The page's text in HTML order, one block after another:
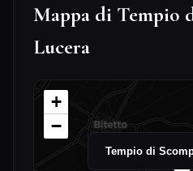
Mappa di Tempio
Lucera
Tempio di
+
−